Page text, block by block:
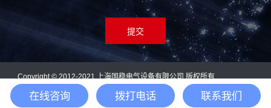
提交
Copyright © 2012-2021 上海国稳电气设备有限公司 版权所有
销售热线:13311772506(微信同号) 备案号： 沪ICP备2022034244号-1
在线咨询 拨打电话 联系我们